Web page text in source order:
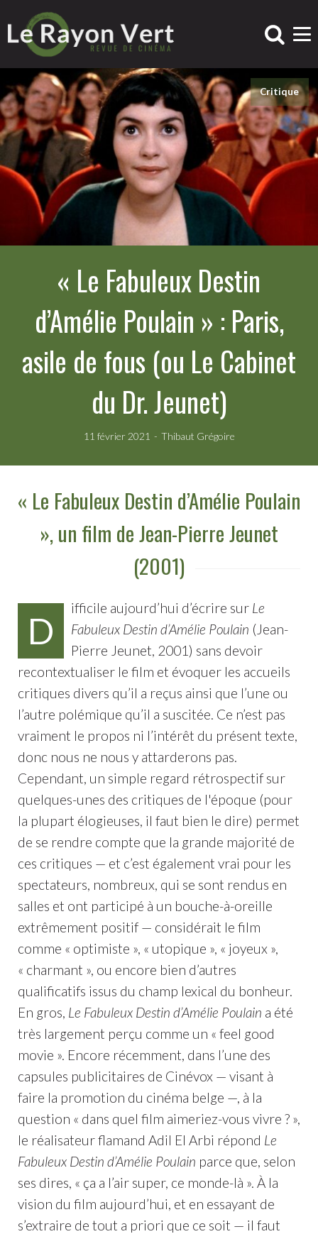
Critique
« Le Fabuleux Destin
d’Amélie Poulain » : Paris,
asile de fous (ou Le Cabinet
du Dr. Jeunet)
11 février 2021 Thibaut Grégoire
« Le Fabuleux Destin d’Amélie Poulain
», un film de Jean-Pierre Jeunet
(2001)
D
ifficile aujourd’hui d’écrire sur Le
Fabuleux Destin d’Amélie Poulain (Jean-
Pierre Jeunet, 2001) sans devoir
recontextualiser le film et évoquer les accueils
critiques divers qu’il a reçus ainsi que l’une ou
l’autre polémique qu’il a suscitée. Ce n’est pas
vraiment le propos ni l’intérêt du présent texte,
donc nous ne nous y attarderons pas.
Cependant, un simple regard rétrospectif sur
quelques-unes des critiques de l'époque (pour
la plupart élogieuses, il faut bien le dire) permet
de se rendre compte que la grande majorité de
ces critiques — et c’est également vrai pour les
spectateurs, nombreux, qui se sont rendus en
salles et ont participé à un bouche-à-oreille
extrêmement positif — considérait le film
comme « optimiste », « utopique », « joyeux »,
« charmant », ou encore bien d’autres
qualificatifs issus du champ lexical du bonheur.
En gros, Le Fabuleux Destin d’Amélie Poulain a été
très largement perçu comme un « feel good
movie ». Encore récemment, dans l’une des
capsules publicitaires de Cinévox — visant à
faire la promotion du cinéma belge —, à la
question « dans quel film aimeriez-vous vivre ? »,
le réalisateur flamand Adil El Arbi répond Le
Fabuleux Destin d’Amélie Poulain parce que, selon
ses dires, « ça a l’air super, ce monde-là ». À la
vision du film aujourd’hui, et en essayant de
s’extraire de tout a priori que ce soit — il faut